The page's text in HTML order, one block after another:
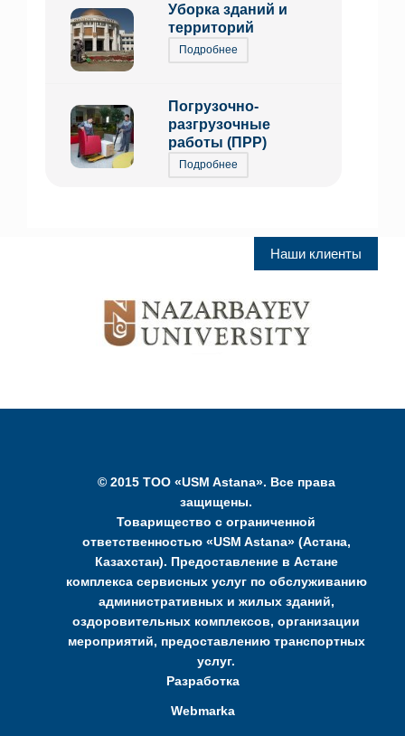
Уборка зданий и
территорий
Подробнее
Погрузочно-
разгрузочные
работы (ПРР)
Подробнее
Наши клиенты
© 2015 ТОО «USM Astana». Все права
защищены.
Товарищество с ограниченной
ответственностью «USM Astana» (Астана,
Казахстан). Предоставление в Астане
комплекса сервисных услуг по обслуживанию
административных и жилых зданий,
оздоровительных комплексов, организации
мероприятий, предоставлению транспортных
услуг.
Разработка
Webmarka